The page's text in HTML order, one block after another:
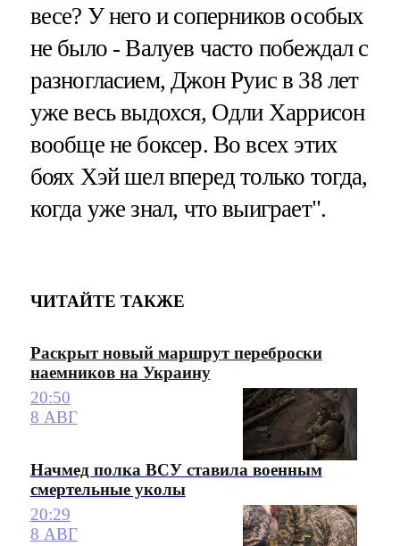
весе? У него и соперников особых
не было - Валуев часто побеждал с
разногласием, Джон Руис в 38 лет
уже весь выдохся, Одли Харрисон
вообще не боксер. Во всех этих
боях Хэй шел вперед только тогда,
когда уже знал, что выиграет".
ЧИТАЙТЕ ТАКЖЕ
Раскрыт новый маршрут переброски
наемников на Украину
20:50
8 АВГ
Начмед полка ВСУ ставила военным
смертельные уколы
20:29
8 АВГ